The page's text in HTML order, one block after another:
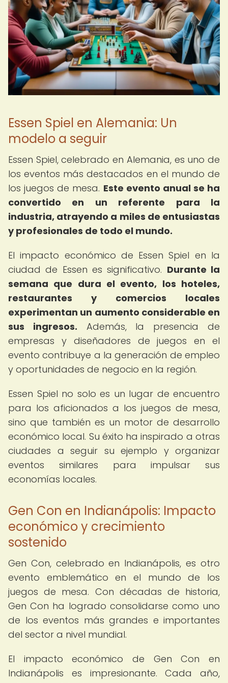
Essen Spiel en Alemania: Un
modelo a seguir
Essen Spiel, celebrado en Alemania, es uno de
los eventos más destacados en el mundo de
los juegos de mesa. Este evento anual se ha
convertido en un referente para la
industria, atrayendo a miles de entusiastas
y profesionales de todo el mundo.
El impacto económico de Essen Spiel en la
ciudad de Essen es significativo. Durante la
semana que dura el evento, los hoteles,
restaurantes y comercios locales
experimentan un aumento considerable en
sus ingresos. Además, la presencia de
empresas y diseñadores de juegos en el
evento contribuye a la generación de empleo
y oportunidades de negocio en la región.
Essen Spiel no solo es un lugar de encuentro
para los aficionados a los juegos de mesa,
sino que también es un motor de desarrollo
económico local. Su éxito ha inspirado a otras
ciudades a seguir su ejemplo y organizar
eventos similares para impulsar sus
economías locales.
Gen Con en Indianápolis: Impacto
económico y crecimiento
sostenido
Gen Con, celebrado en Indianápolis, es otro
evento emblemático en el mundo de los
juegos de mesa. Con décadas de historia,
Gen Con ha logrado consolidarse como uno
de los eventos más grandes e importantes
del sector a nivel mundial.
El impacto económico de Gen Con en
Indianápolis es impresionante. Cada año,